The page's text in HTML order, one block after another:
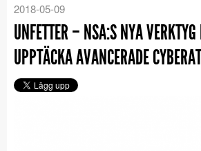
2018-05-09
UNFETTER – NSA:S NYA
UPPTÄCKA AVANCERADE